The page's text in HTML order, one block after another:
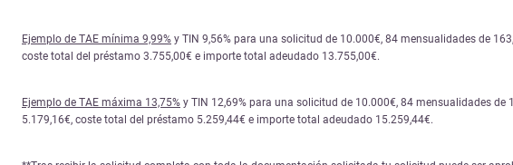
Ejemplo de TAE mínima 9,99% y TIN 9,56% para una solicitud de 10.000€, 84 mensualidades de
coste total del préstamo 3.755,00€ e importe total adeudado 13.755,00€.
Ejemplo de TAE máxima 13,75% y TIN 12,69% para una solicitud de 10.000€, 84 mensualidades
5.179,16€, coste total del préstamo 5.259,44€ e importe total adeudado 15.259,44€.